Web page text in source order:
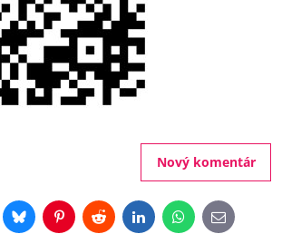
Nový komentár
BlueskyPinterestRedditLinkedInWhatsApp
E-